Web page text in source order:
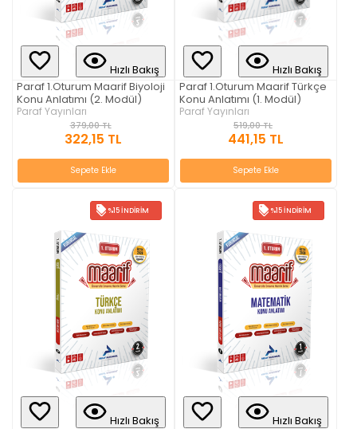
Hızlı Bakış
Paraf 1.Oturum Maarif Biyoloji
Konu Anlatımı (2. Modül)
Paraf Yayınları
379,00 TL
322,15 TL
Sepete Ekle
Hızlı Bakış
Paraf 1.Oturum Maarif Türkçe
Konu Anlatımı (1. Modül)
Paraf Yayınları
519,00 TL
441,15 TL
Sepete Ekle
%15 İNDIRIM
Hızlı Bakış
%15 İNDIRIM
Hızlı Bakış